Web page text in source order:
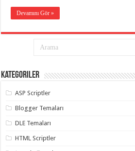
taşımacılık,
evden
taşımacılık,
evden
eve
gaziantep
organizasyon,
gaziantep
organizasyon
gaziantep
organizasyon,
gaziantep
organizasyon,
gaziantep
Devamını Gör »
Kategoriler
ASP Scriptler
Blogger Temaları
DLE Temaları
HTML Scriptler